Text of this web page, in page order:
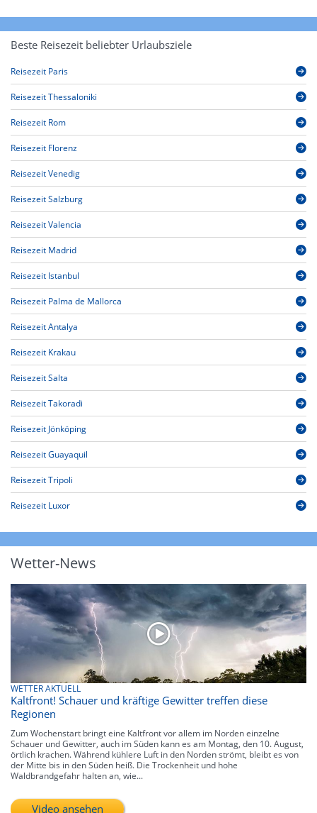
Beste Reisezeit beliebter Urlaubsziele
Reisezeit Paris
Reisezeit Thessaloniki
Reisezeit Rom
Reisezeit Florenz
Reisezeit Venedig
Reisezeit Salzburg
Reisezeit Valencia
Reisezeit Madrid
Reisezeit Istanbul
Reisezeit Palma de Mallorca
Reisezeit Antalya
Reisezeit Krakau
Reisezeit Salta
Reisezeit Takoradi
Reisezeit Jönköping
Reisezeit Guayaquil
Reisezeit Tripoli
Reisezeit Luxor
Wetter-News
WETTER AKTUELL
Kaltfront! Schauer und kräftige Gewitter treffen diese
Regionen
Zum Wochenstart bringt eine Kaltfront vor allem im Norden einzelne
Schauer und Gewitter, auch im Süden kann es am Montag, den 10. August,
örtlich krachen. Während kühlere Luft in den Norden strömt, bleibt es von
der Mitte bis in den Süden heiß. Die Trockenheit und hohe
Waldbrandgefahr halten an, wie...
Video ansehen